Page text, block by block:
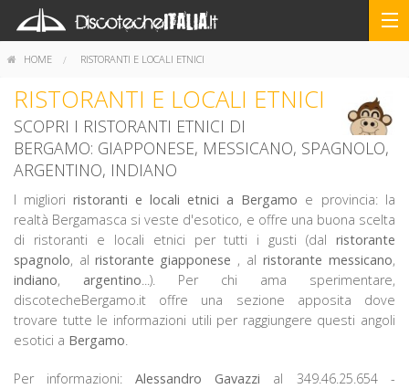
HOME RISTORANTI E LOCALI ETNICI
RISTORANTI E LOCALI ETNICI
SCOPRI I RISTORANTI ETNICI DI
BERGAMO: GIAPPONESE, MESSICANO, SPAGNOLO,
ARGENTINO, INDIANO
I migliori ristoranti e locali etnici a Bergamo e provincia: la
realtà Bergamasca si veste d'esotico, e offre una buona scelta
di ristoranti e locali etnici per tutti i gusti (dal ristorante
spagnolo, al ristorante giapponese , al ristorante messicano,
indiano, argentino...). Per chi ama sperimentare,
discotecheBergamo.it offre una sezione apposita dove
trovare tutte le informazioni utili per raggiungere questi angoli
esotici a Bergamo.
Per informazioni: Alessandro Gavazzi al 349.46.25.654 -